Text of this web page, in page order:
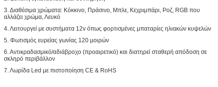
3. Διαθέσιμα χρώματα: Κόκκινο, Πράσινο, Μπλε, Κεχριμπάρι, Ροζ, RGB που
αλλάζει χρώμα, Λευκό
4. Λειτουργεί με συστήματα 12v όπως φορτισμένες μπαταρίες ηλιακών κυψελών
5. Φωτισμός ευρείας γωνίας 120 μοιρών
6. Αντικραδασμικό/αδιάβροχο (προαιρετικό) και διατηρεί σταθερή απόδοση σε
σκληρό περιβάλλον
7. Λωρίδα Led με πιστοποίηση CE & RoHS